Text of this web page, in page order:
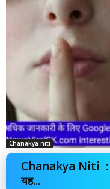
Chanakya niti
Chanakya Niti :
यह...